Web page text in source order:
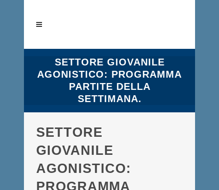
SETTORE GIOVANILE
AGONISTICO: PROGRAMMA
PARTITE DELLA
SETTIMANA.
SETTORE
GIOVANILE
AGONISTICO:
PROGRAMMA